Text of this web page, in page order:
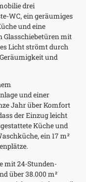
drei
WC, ein geräumiges
und eine
Glasschiebetüren mit
Licht strömt durch
und
und einer
Jahr über Komfort
der Einzug leicht
Küche und
ein 17 m²
mit 24-Stunden-
über 38.000 m²